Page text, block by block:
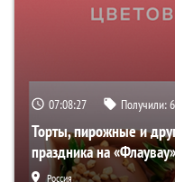
07:08:26 Получили:6
Торты, пирожные и
праздника на «Флаувау»
Россия